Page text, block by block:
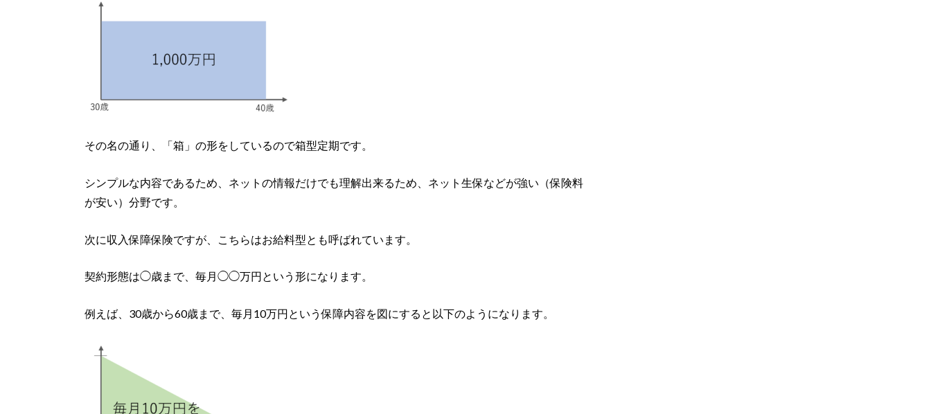
その名の通り、「箱」の形をしているので箱型定期です。
シンプルな内容であるため、ネットの情報だけでも理解出来るため、ネット生保などが強い（保険料
が安い）分野です。
次に収入保障保険ですが、こちらはお給料型とも呼ばれています。
契約形態は◯歳まで、毎月◯◯万円という形になります。
例えば、30歳から60歳まで、毎月10万円という保障内容を図にすると以下のようになります。